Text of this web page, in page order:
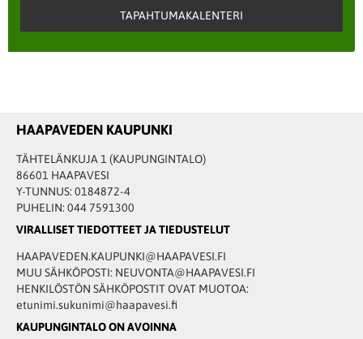
TAPAHTUMAKALENTERI
HAAPAVEDEN KAUPUNKI
TÄHTELÄNKUJA 1 (KAUPUNGINTALO)
86601 HAAPAVESI
Y-TUNNUS: 0184872-4
PUHELIN: 044 7591300
VIRALLISET TIEDOTTEET JA TIEDUSTELUT
HAAPAVEDEN.KAUPUNKI@HAAPAVESI.FI
MUU SÄHKÖPOSTI: NEUVONTA@HAAPAVESI.FI
HENKILÖSTÖN SÄHKÖPOSTIT OVAT MUOTOA:
etunimi.sukunimi@haapavesi.fi
KAUPUNGINTALO ON AVOINNA